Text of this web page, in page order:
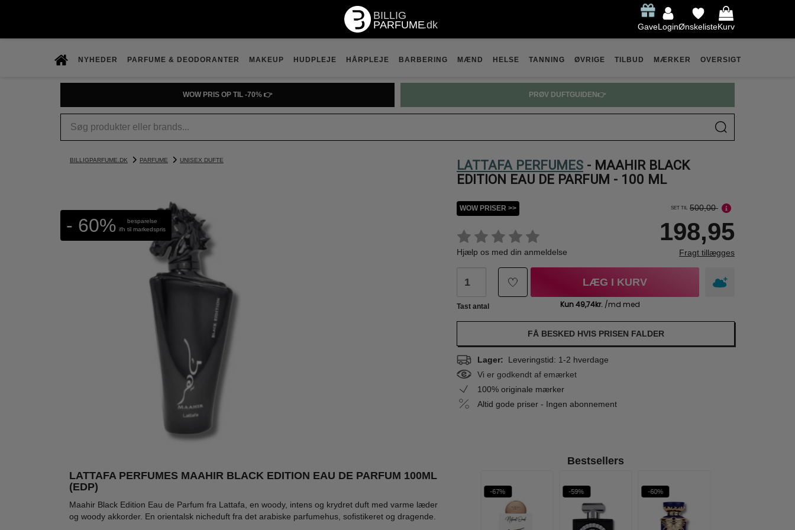
GaveLoginØnskelisteKurv
NYHEDER PARFUME & DEODORANTER MAKEUP HUDPLEJE HÅRPLEJE BARBERING MÆND HELSE TANNING ØVRIGE TILBUD MÆRKER OVERSIGT
WOW PRIS OP TIL -70% 👉 PRØV DUFTGUIDEN👉
BILLIGPARFUME.DK PARFUME UNISEX DUFTE LATTAFA PERFUMES - MAAHIR BLACK
EDITION EAU DE PARFUM - 100 ML
- 60%
besparelse
ifh til markedspris
WOW PRISER >>
Hjælp os med din anmeldelse
SET TIL 500,00
198,95
Fragt tillægges
Tast antal
LÆG I KURV
FÅ BESKED HVIS PRISEN FALDER
Lager: Leveringstid: 1-2 hverdage
Vi er godkendt af emærket
100% originale mærker
Altid gode priser - Ingen abonnement
LATTAFA PERFUMES MAAHIR BLACK EDITION EAU DE PARFUM 100ML
(EDP)
Maahir Black Edition Eau de Parfum fra Lattafa, en woody, intens og krydret duft med varme læder
og woody akkorder. En orientalsk nicheduft fra det arabiske parfumehus, sofistikeret og dragende.
Bestsellers
-62% -67% -59% -60%